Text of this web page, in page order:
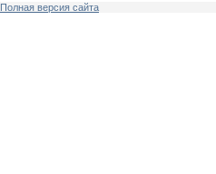
Полная версия сайта